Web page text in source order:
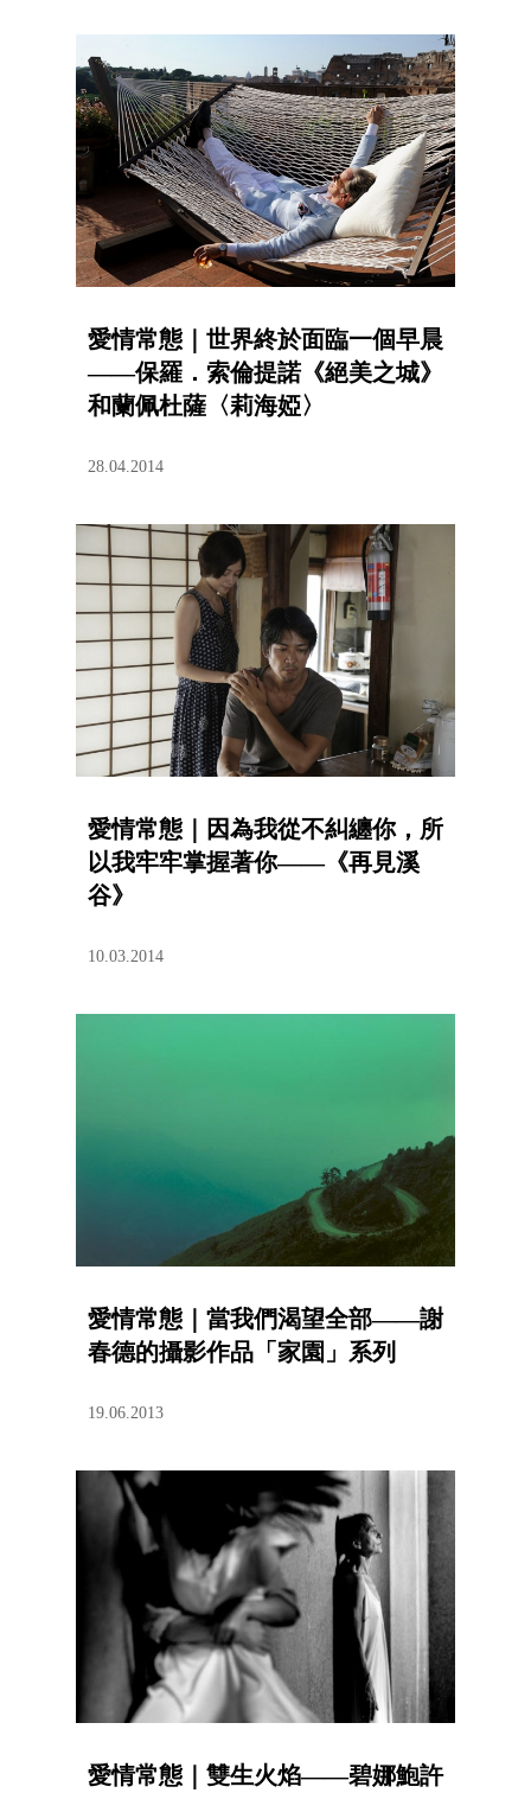
愛情常態｜世界終於面臨一個早晨
——保羅．索倫提諾《絕美之城》
和蘭佩杜薩〈莉海婭〉
28.04.2014
愛情常態｜因為我從不糾纏你，所
以我牢牢掌握著你——《再見溪
谷》
10.03.2014
愛情常態｜當我們渴望全部——謝
春德的攝影作品「家園」系列
19.06.2013
愛情常態｜雙生火焰——碧娜鮑許